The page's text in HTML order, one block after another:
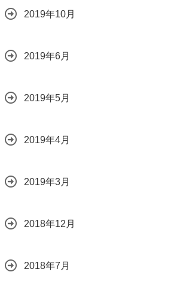
2019年10月
2019年6月
2019年5月
2019年4月
2019年3月
2018年12月
2018年7月